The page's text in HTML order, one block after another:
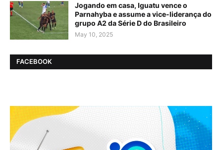
Jogando em casa, Iguatu vence o
Parnahyba e assume a vice-liderança do
grupo A2 da Série D do Brasileiro
May 10, 2025
FACEBOOK